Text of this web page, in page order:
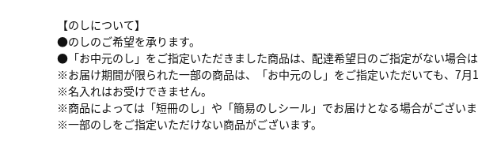
【のしについて】
●のしのご希望を承ります。
●「お中元のし」をご指定いただきました商品は、配達希望日のご指定がない場合
※お届け期間が限られた一部の商品は、「お中元のし」をご指定いただいても、7
※名入れはお受けできません。
※商品によっては「短冊のし」や「簡易のしシール」でお届けとなる場合がございま
※一部のしをご指定いただけない商品がございます。